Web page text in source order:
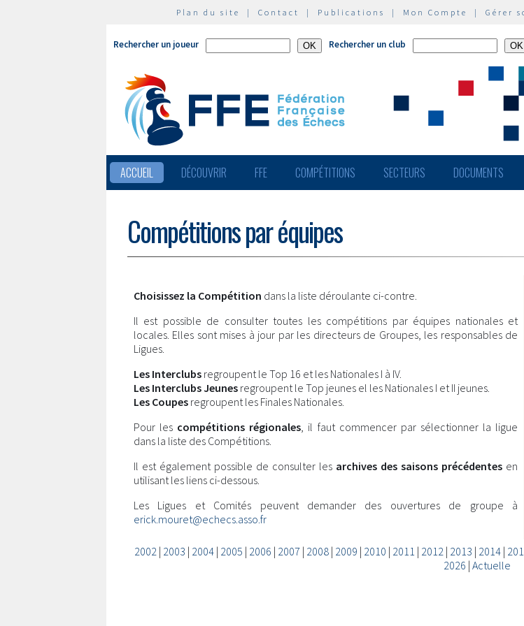
Plan du site | Contact | Publications | Mon Compte | Gérer
Rechercher un joueur Rechercher un club
ACCUEIL DÉCOUVRIR FFE COMPÉTITIONS SECTEURS DOCUMENTS
Compétitions par équipes
Choisissez la Compétition dans la liste déroulante ci-contre.
Il est possible de consulter toutes les compétitions par équipes nationales et
locales. Elles sont mises à jour par les directeurs de Groupes, les responsables de
Ligues.
Les Interclubs regroupent le Top 16 et les Nationales I à IV.
Les Interclubs Jeunes regroupent le Top jeunes el les Nationales I et II jeunes.
Les Coupes regroupent les Finales Nationales.
Pour les compétitions régionales, il faut commencer par sélectionner la ligue
dans la liste des Compétitions.
Il est également possible de consulter les archives des saisons précédentes en
utilisant les liens ci-dessous.
Les Ligues et Comités peuvent demander des ouvertures de groupe à
erick.mouret@echecs.asso.fr
2002| 2003 | 2004| 2005 | 2006 | 2007 | 2008| 2009 | 2010 | 2011 | 2012| 2013 | 2014|
2026 | Actuelle